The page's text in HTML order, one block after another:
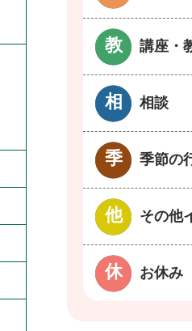
講座・
相談
季節の
その他
お休み